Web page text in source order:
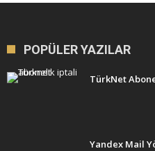
POPÜLER YAZILAR
TürkNet
Yandex Mail